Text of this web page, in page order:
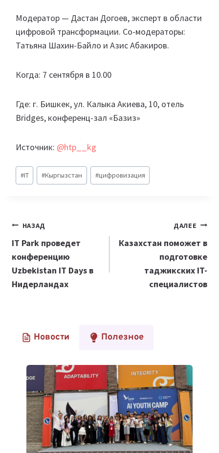
Модератор — Дастан Догоев, эксперт в области
цифровой трансформации. Со-модераторы:
Татьяна Шахин-Байло и Азис Абакиров.
Когда: 7 сентября в 10.00
Где: г. Бишкек, ул. Калыка Акиева, 10, отель
Bridges, конференц-зал «Базиз»
Источник: @htp__kg
Метки
записи:
#IT #Кыргызстан #цифровизация
Навигация
по
записям
НАЗАД
IT Park проведет
конференцию
Uzbekistan IT Days в
Нидерландах
ДАЛЕЕ
Казахстан поможет в
подготовке
таджикских IT-
специалистов
Новости Полезное